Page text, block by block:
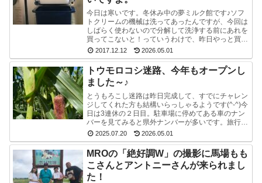
今日は寒いです。冬休み中の夢ミルク館です♪ソフ
トクリームの機械は洗ってあったんですが、今回は
しばらく使わないので分解して洗浄する前にあれを
買ってこないと！っていうわけで、昨日やっと買っ
てきました。ポットのクエン酸洗浄剤。粉末のやつ
です。週1...
2017.12.12 2026.05.01
トウモロコシ迷路、今年もオープンし
ました～♪
とうもろこし迷路は昨日完成して、すでにチャレン
ジしてくれた方も結構いらっしゃるようです(^-^)今
日は3連休の２日目。駐車場に停めてある車のナン
バーを見てみると県外ナンバーが多いです。旅行と
か帰省ですかね(^^)みんな楽しそうで良かったで
す...
2025.07.20 2026.05.01
MROの「絶好調W」の撮影に馬場もも
こさんとアントニーさんが来られまし
た！